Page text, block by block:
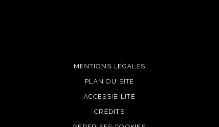
MENTIONS LÉGALES
PLAN DU SITE
ACCESSIBILITÉ
CRÉDITS